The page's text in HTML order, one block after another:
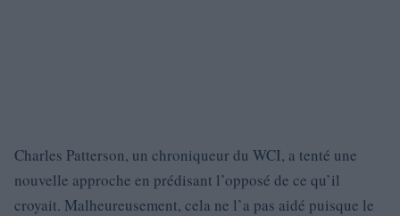
Charles Patterson, un chroniqueur du WCI, a tenté une
nouvelle approche en prédisant l’opposé de ce qu’il
croyait. Malheureusement, cela ne l’a pas aidé puisque le